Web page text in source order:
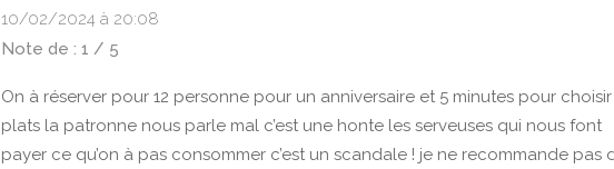
10/02/2024 à 20:08
Note de : 1 / 5
On à réserver pour 12 personne pour un anniversaire et 5 minutes pour
plats la patronne nous parle mal c’est une honte les serveuses qui nous font
payer ce qu’on à pas consommer c’est un scandale ! je ne recommande pas